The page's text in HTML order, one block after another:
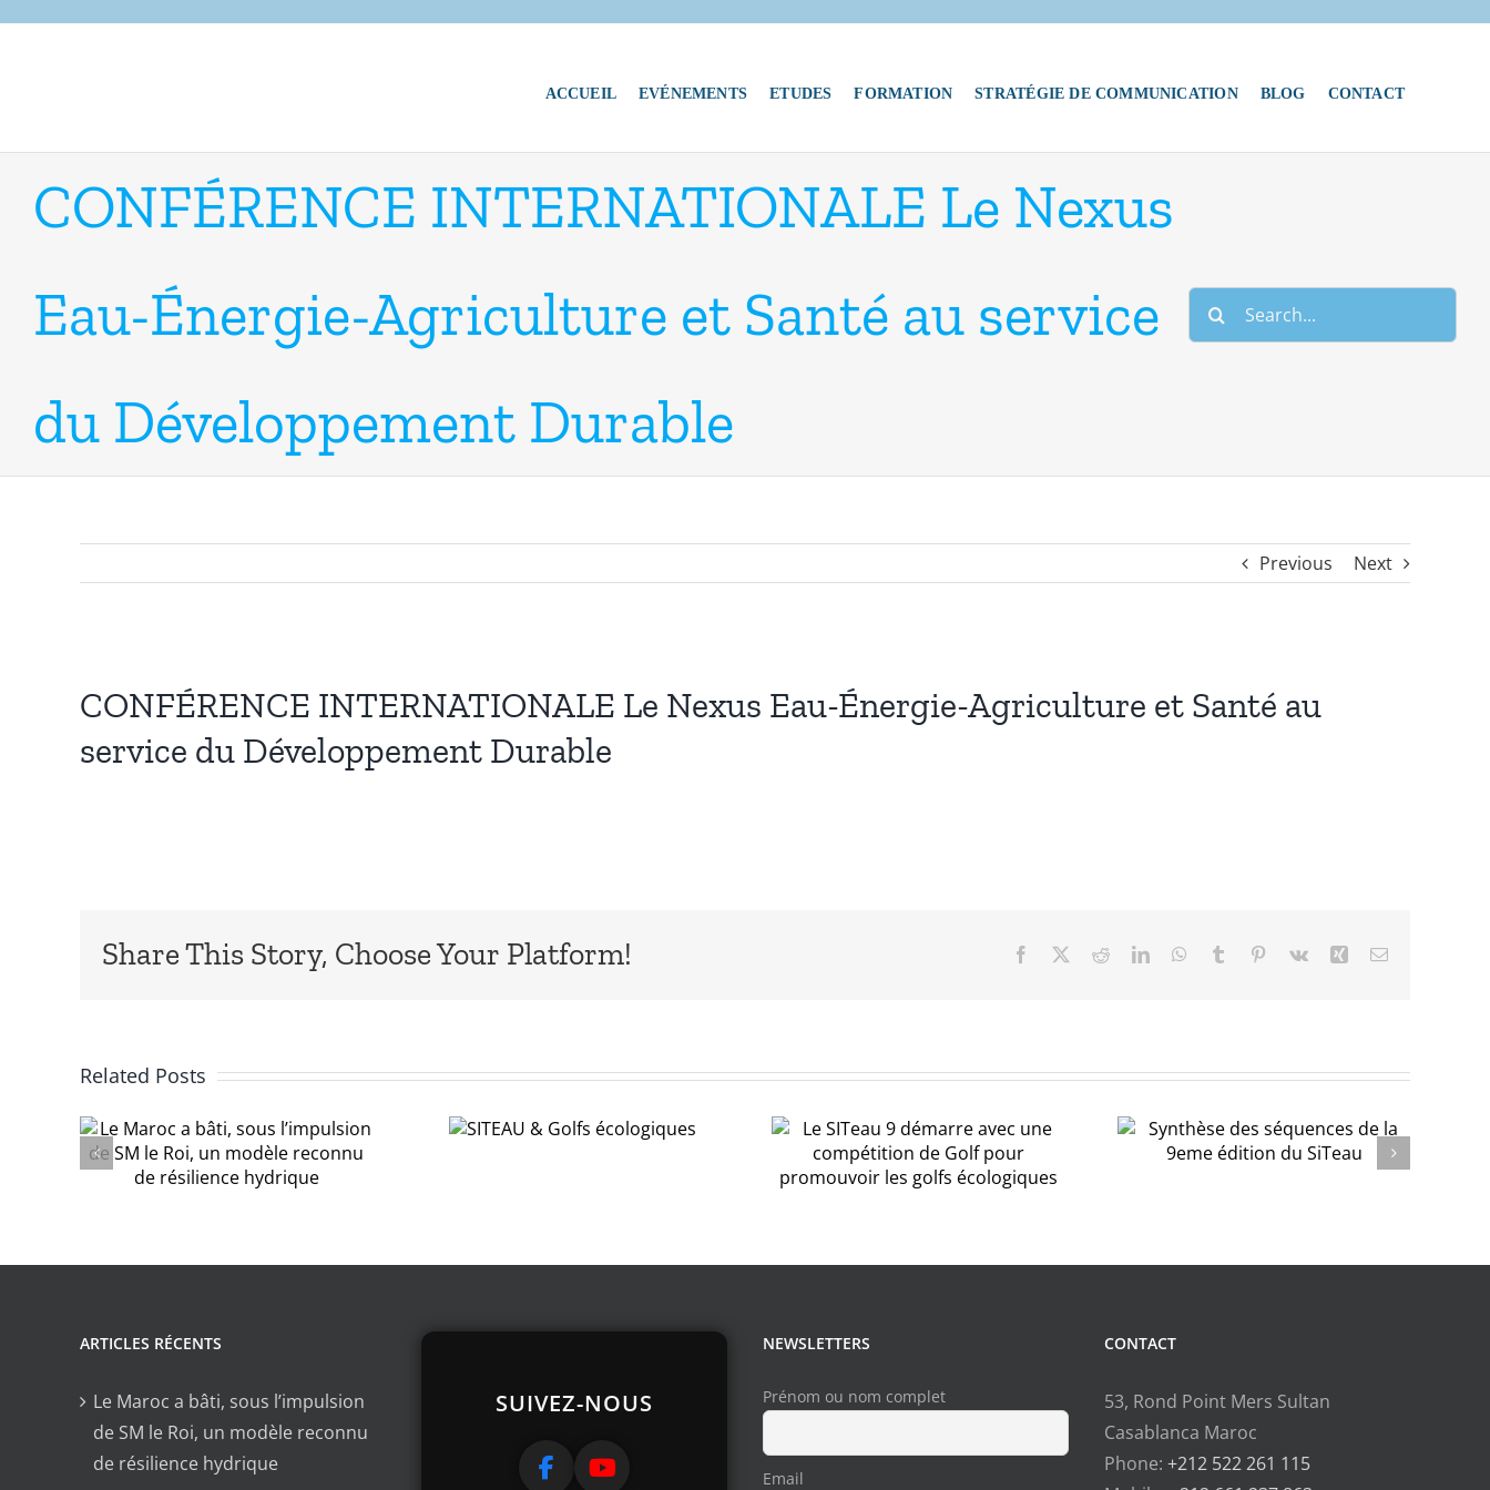
ACCUEIL EVÉNEMENTS ETUDES FORMATION STRATÉGIE DE COMMUNICATION BLOG CONTACT
CONFÉRENCE INTERNATIONALE Le Nexus
Eau-Énergie-Agriculture et Santé au service
du Développement Durable
Search
for:
Previous Next
CONFÉRENCE INTERNATIONALE Le Nexus Eau-Énergie-Agriculture et Santé au
service du Développement Durable
Share This Story, Choose Your Platform! Facebook RedditLinkedInWhatsApp
Tumblr Pinterest
Vk Xing Email
Related Posts
Golfs
écologiques
Le SITeau 9
démarre avec une
séquences de la
9eme édition du
ARTICLES RÉCENTS
Le Maroc a bâti, sous l’impulsion
de SM le Roi, un modèle reconnu
de résilience hydrique
SUIVEZ-NOUS
NEWSLETTERS
Prénom ou nom complet
Email
CONTACT
53, Rond Point Mers Sultan
Casablanca Maroc
Phone: +212 522 261 115